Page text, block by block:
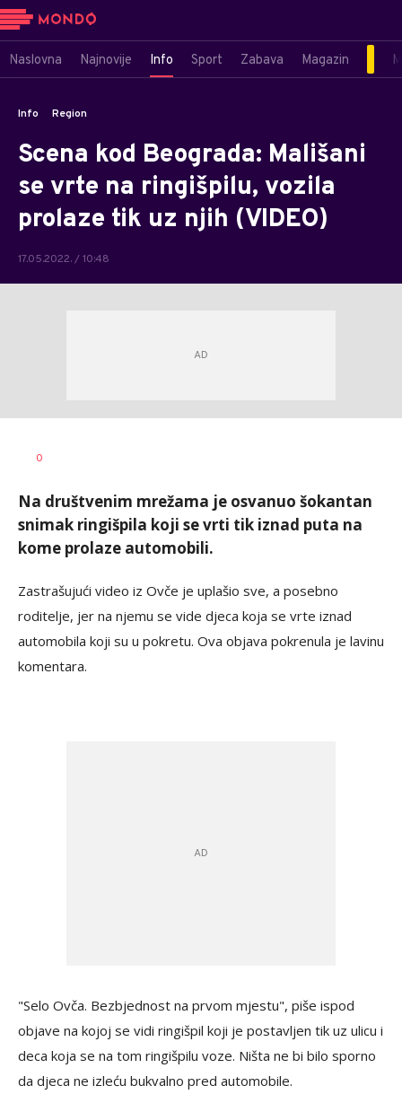
Naslovna Najnovije Info Sport Zabava Magazin
Info Region
Scena kod Beograda: Mališani
se vrte na ringišpilu, vozila
prolaze tik uz njih (VIDEO)
17.05.2022. / 10:48
AUTOR
0
Na društvenim mrežama je osvanuo šokantan
snimak ringišpila koji se vrti tik iznad puta na
kome prolaze automobili.
Zastrašujući video iz Ovče je uplašio sve, a posebno
roditelje, jer na njemu se vide djeca koja se vrte iznad
automobila koji su u pokretu. Ova objava pokrenula je lavinu
komentara.
"Selo Ovča. Bezbjednost na prvom mjestu", piše ispod
objave na kojoj se vidi ringišpil koji je postavljen tik uz ulicu i
deca koja se na tom ringišpilu voze. Ništa ne bi bilo sporno
da djeca ne izleću bukvalno pred automobile.